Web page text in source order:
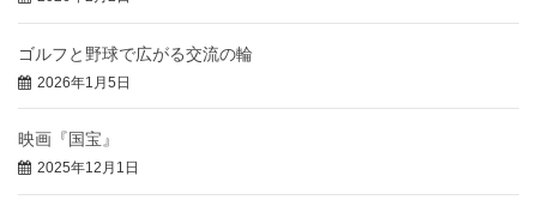
ゴルフと野球で広がる交流の輪
2026年1月5日
映画『国宝』
2025年12月1日